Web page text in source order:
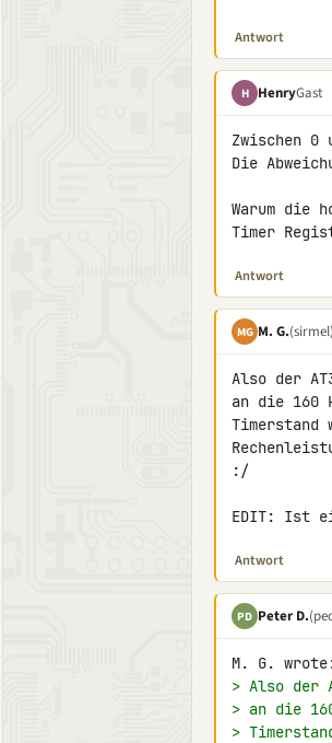
Antwort
H HenryGast
Zwischen
Die
Warum die
Timer
Antwort
MG M. G.(sirmel)
Also der
an die 160
:/
EDIT: Ist
Antwort
PD Peter D.
> Also der
> an die
>